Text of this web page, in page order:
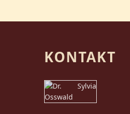
KONTAKT